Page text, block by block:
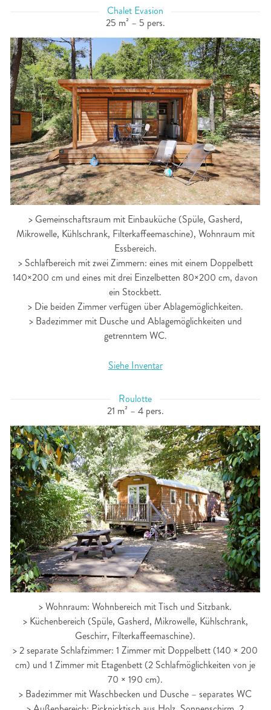
Chalet Evasion
25 m² – 5 pers.
> Gemeinschaftsraum mit Einbauküche (Spüle, Gasherd,
Mikrowelle, Kühlschrank, Filterkaffeemaschine), Wohnraum mit
Essbereich.
> Schlafbereich mit zwei Zimmern: eines mit einem Doppelbett
140×200 cm und eines mit drei Einzelbetten 80×200 cm, davon
ein Stockbett.
> Die beiden Zimmer verfügen über Ablagemöglichkeiten.
> Badezimmer mit Dusche und Ablagemöglichkeiten und
getrenntem WC.
Siehe Inventar
Roulotte
21 m² – 4 pers.
> Wohnraum: Wohnbereich mit Tisch und Sitzbank.
> Küchenbereich (Spüle, Gasherd, Mikrowelle, Kühlschrank,
Geschirr, Filterkaffeemaschine).
> 2 separate Schlafzimmer: 1 Zimmer mit Doppelbett (140 × 200
cm) und 1 Zimmer mit Etagenbett (2 Schlafmöglichkeiten von je
70 × 190 cm).
> Badezimmer mit Waschbecken und Dusche – separates WC